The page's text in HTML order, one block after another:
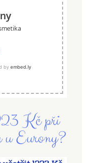
Kč při
u Eurony?